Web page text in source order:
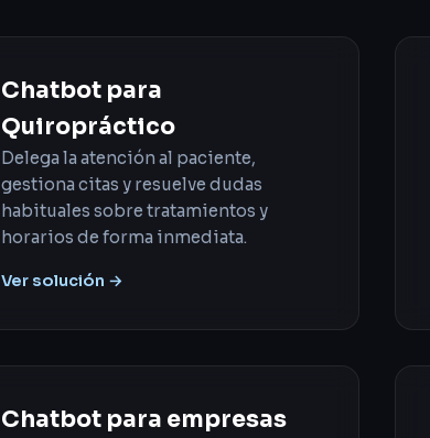
Chatbot para
Quiropráctico
Delega la atención al paciente,
gestiona citas y resuelve dudas
habituales sobre tratamientos y
horarios de forma inmediata.
Ver solución →
Chatbot para empresas